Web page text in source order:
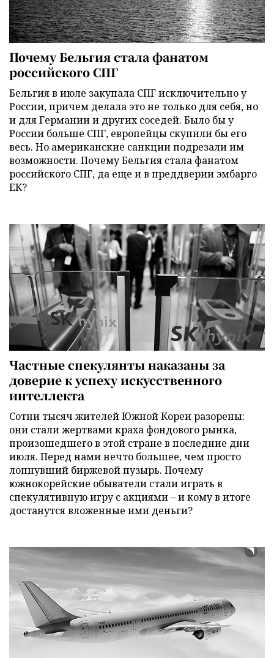
Почему Бельгия стала фанатом
российского СПГ
Бельгия в июле закупала СПГ исключительно у
России, причем делала это не только для себя, но
и для Германии и других соседей. Было бы у
России больше СПГ, европейцы скупили бы его
весь. Но американские санкции подрезали им
возможности. Почему Бельгия стала фанатом
российского СПГ, да еще и в преддверии эмбарго
ЕК?
Частные спекулянты наказаны за
доверие к успеху искусственного
интеллекта
Сотни тысяч жителей Южной Кореи разорены:
они стали жертвами краха фондового рынка,
произошедшего в этой стране в последние дни
июля. Перед нами нечто большее, чем просто
лопнувший биржевой пузырь. Почему
южнокорейские обыватели стали играть в
спекулятивную игру с акциями – и кому в итоге
достанутся вложенные ими деньги?